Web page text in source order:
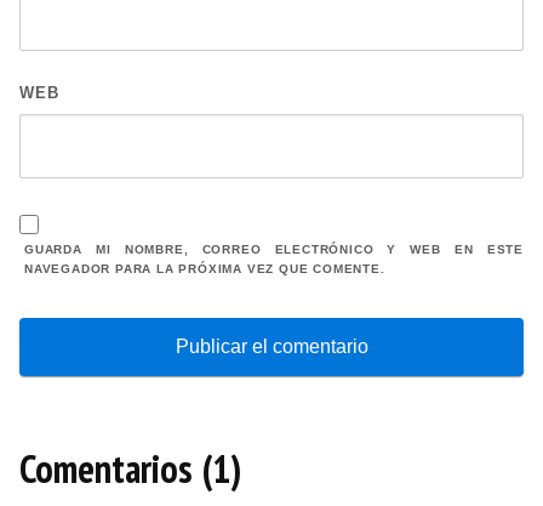
WEB
GUARDA MI NOMBRE, CORREO ELECTRÓNICO Y WEB EN ESTE
NAVEGADOR PARA LA PRÓXIMA VEZ QUE COMENTE.
Comentarios (1)